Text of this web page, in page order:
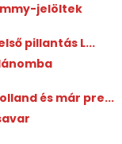
jelöltek
pillantás L...
és már pre...